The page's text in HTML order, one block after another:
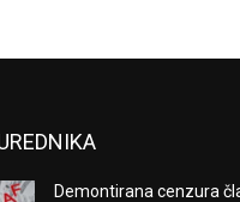
Demontirana cenzura